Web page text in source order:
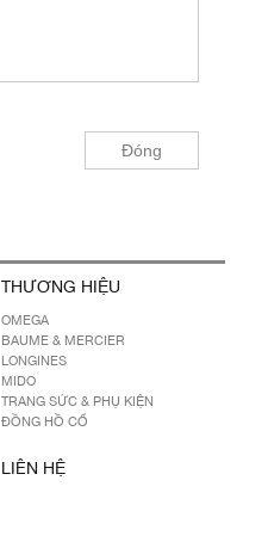
THƯƠNG HIỆU
OMEGA
BAUME & MERCIER
LONGINES
MIDO
TRANG SỨC & PHỤ KIỆN
ĐỒNG HỒ CỔ
LIÊN HỆ